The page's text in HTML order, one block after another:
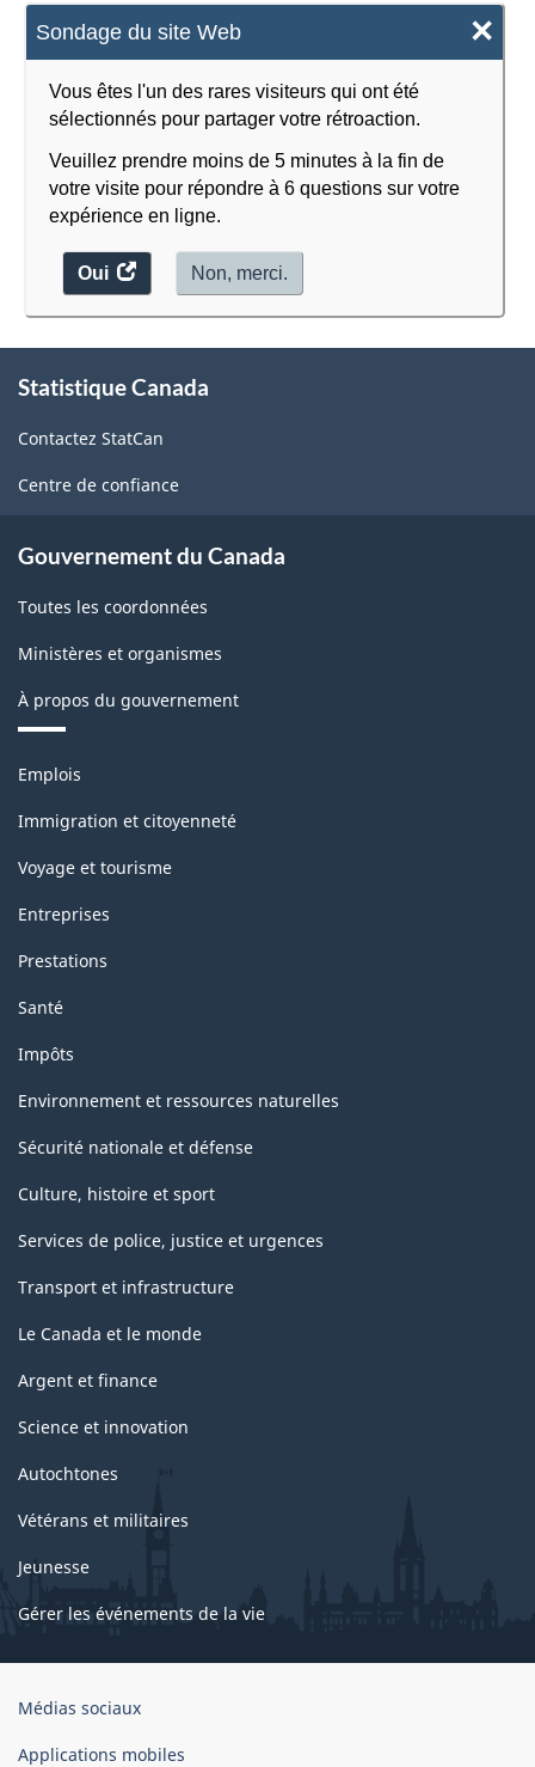
Sondage du site Web ×
Vous êtes l'un des rares visiteurs qui ont été
sélectionnés pour partager votre rétroaction.
Veuillez prendre moins de 5 minutes à la fin de
votre visite pour répondre à 6 questions sur votre
expérience en ligne.
Oui
accéder
au
Non, merci.
propos
ce
site
Statistique Canada
Contactez StatCan
Centre de confiance
Gouvernement du Canada
Toutes les coordonnées
Ministères et organismes
À propos du gouvernement
Thèmes
sujets
Emplois
Immigration et citoyenneté
Voyage et tourisme
Entreprises
Prestations
Santé
Impôts
Environnement et ressources naturelles
Sécurité nationale et défense
Culture, histoire et sport
Services de police, justice et urgences
Transport et infrastructure
Le Canada et le monde
Argent et finance
Science et innovation
Autochtones
Vétérans et militaires
Jeunesse
Gérer les événements de la vie
Organisation
gouvernement
Médias sociaux
Applications mobiles